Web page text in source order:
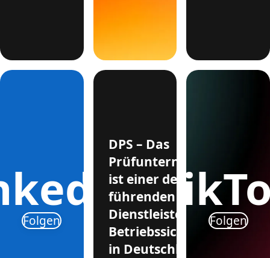
Folgen
DPS – Das
Prüfunternehmen
ist einer der
führenden
Dienstleister für
Betriebssicherheit
in Deutschland.
Folgen